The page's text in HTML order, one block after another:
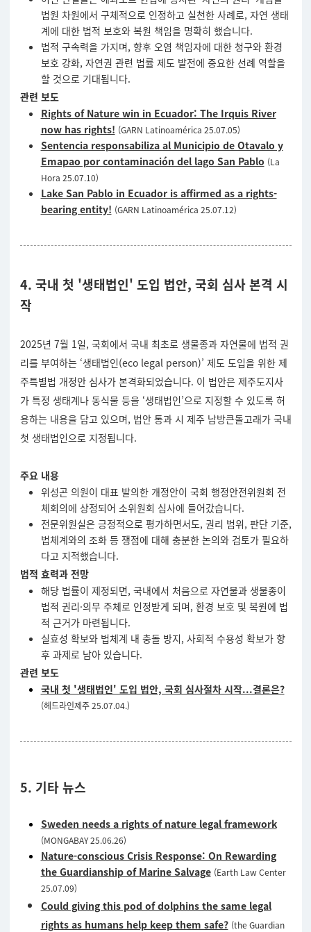
법원 차원에서 구체적으로 인정하고 실천한 사례로, 자연 생태
계에 대한 법적 보호와 복원 책임을 명확히 했습니다.
법적 구속력을 가지며, 향후 오염 책임자에 대한 청구와 환경
보호 강화, 자연권 관련 법률 제도 발전에 중요한 선례 역할을
할 것으로 기대됩니다.
관련 보도
Rights of Nature win in Ecuador: The Irquis River
now has rights! (GARN Latinoamérica 25.07.05)
Sentencia responsabiliza al Municipio de Otavalo y
Emapao por contaminación del lago San Pablo (La
Hora 25.07.10)
Lake San Pablo in Ecuador is affirmed as a rights-
bearing entity! (GARN Latinoamérica 25.07.12)
4. 국내 첫 '생태법인' 도입 법안, 국회 심사 본격 시
작
2025년 7월 1일, 국회에서 국내 최초로 생물종과 자연물에 법적 권
리를 부여하는 ‘생태법인(eco legal person)’ 제도 도입을 위한 제
주특별법 개정안 심사가 본격화되었습니다. 이 법안은 제주도지사
가 특정 생태계나 동식물 등을 ‘생태법인’으로 지정할 수 있도록 허
용하는 내용을 담고 있으며, 법안 통과 시 제주 남방큰돌고래가 국내
첫 생태법인으로 지정됩니다.
주요 내용
위성곤 의원이 대표 발의한 개정안이 국회 행정안전위원회 전
체회의에 상정되어 소위원회 심사에 들어갔습니다.
전문위원실은 긍정적으로 평가하면서도, 권리 범위, 판단 기준,
법체계와의 조화 등 쟁점에 대해 충분한 논의와 검토가 필요하
다고 지적했습니다.
법적 효력과 전망
해당 법률이 제정되면, 국내에서 처음으로 자연물과 생물종이
법적 권리·의무 주체로 인정받게 되며, 환경 보호 및 복원에 법
적 근거가 마련됩니다.
실효성 확보와 법체계 내 충돌 방지, 사회적 수용성 확보가 향
후 과제로 남아 있습니다.
관련 보도
국내 첫 '생태법인' 도입 법안, 국회 심사절차 시작...결론은?
(헤드라인제주 25.07.04.)
5. 기타 뉴스
Sweden needs a rights of nature legal framework
(MONGABAY 25.06.26)
Nature-conscious Crisis Response: On Rewarding
the Guardianship of Marine Salvage (Earth Law Center
25.07.09)
Could giving this pod of dolphins the same legal
rights as humans help keep them safe? (the Guardian